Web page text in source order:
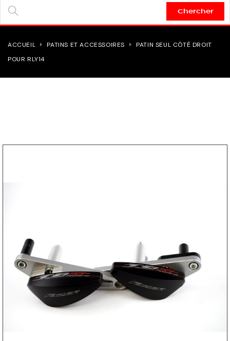
Chercher
ACCUEIL PATINS ET ACCESSOIRES
PATIN SEUL CÔTÉ DROIT
POUR RLY14